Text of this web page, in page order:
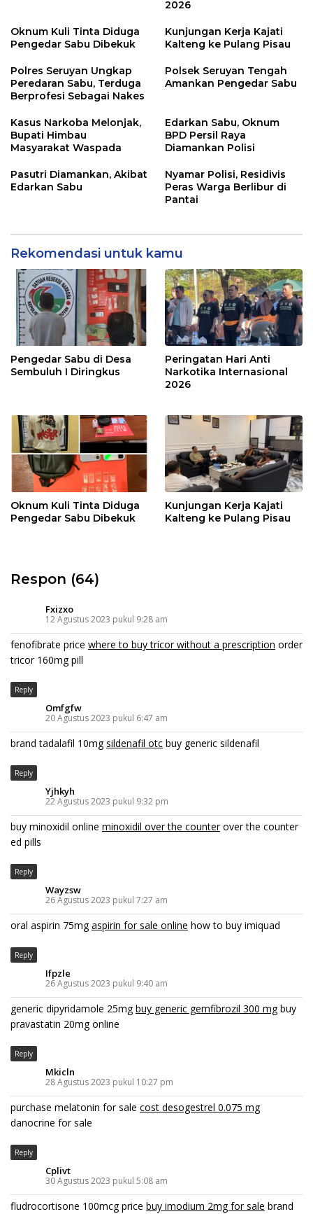
2026
Oknum Kuli Tinta Diduga
Pengedar Sabu Dibekuk
Kunjungan Kerja Kajati
Kalteng ke Pulang Pisau
Polres Seruyan Ungkap
Peredaran Sabu, Terduga
Berprofesi Sebagai Nakes
Polsek Seruyan Tengah
Amankan Pengedar Sabu
Kasus Narkoba Melonjak,
Bupati Himbau
Masyarakat Waspada
Edarkan Sabu, Oknum
BPD Persil Raya
Diamankan Polisi
Pasutri Diamankan, Akibat
Edarkan Sabu
Nyamar Polisi, Residivis
Peras Warga Berlibur di
Pantai
Rekomendasi untuk kamu
Pengedar Sabu di Desa
Sembuluh I Diringkus
Peringatan Hari Anti
Narkotika Internasional
2026
Oknum Kuli Tinta Diduga
Pengedar Sabu Dibekuk
Kunjungan Kerja Kajati
Kalteng ke Pulang Pisau
Respon (64)
Fxizxo
12 Agustus 2023 pukul 9:28 am
fenofibrate price where to buy tricor without a prescription order
tricor 160mg pill
Reply
Omfgfw
20 Agustus 2023 pukul 6:47 am
brand tadalafil 10mgsildenafil otc buy generic sildenafil
Reply
Yjhkyh
22 Agustus 2023 pukul 9:32 pm
buy minoxidil online minoxidil over the counterover the counter
ed pills
Reply
Wayzsw
26 Agustus 2023 pukul 7:27 am
oral aspirin 75mgaspirin for sale online how to buy imiquad
Reply
Ifpzle
26 Agustus 2023 pukul 9:40 am
generic dipyridamole 25mgbuy generic gemfibrozil 300 mgbuy
pravastatin 20mg online
Reply
Mkicln
28 Agustus 2023 pukul 10:27 pm
purchase melatonin for sale cost desogestrel 0.075 mg
danocrine for sale
Reply
Cplivt
30 Agustus 2023 pukul 5:08 am
fludrocortisone 100mcg price buy imodium 2mg for sale brand